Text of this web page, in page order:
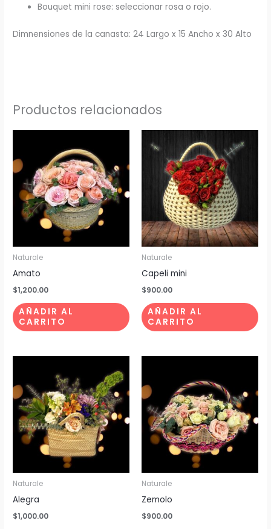
Bouquet mini rose: seleccionar rosa o rojo.
Dimnensiones de la canasta: 24 Largo x 15 Ancho x 30 Alto
Productos relacionados
Naturale
Amato
$1,200.00
AÑADIR AL
CARRITO
Naturale
Capeli mini
$900.00
AÑADIR AL
CARRITO
Naturale
Alegra
$1,000.00
Naturale
Zemolo
$900.00